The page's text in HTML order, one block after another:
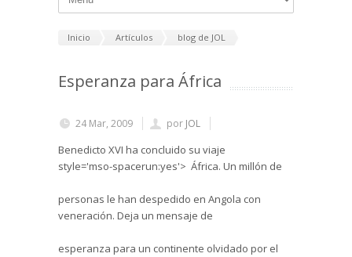
Inicio Artículos blog de JOL
Esperanza para África
24 Mar, 2009 por JOL
Benedicto XVI ha concluido su viaje
style='mso-spacerun:yes'> África. Un millón de
personas le han despedido en Angola con
veneración. Deja un mensaje de
esperanza para un continente olvidado por el